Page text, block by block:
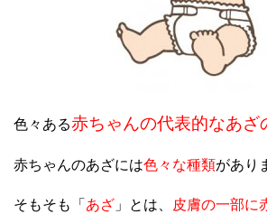
色々ある赤ちゃんの代表的なあざ
赤ちゃんのあざには色々な種類があり
そもそも「 あざ 」とは、
皮膚の一部に